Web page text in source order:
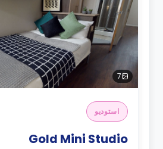
7
استوديو
Gold Mini Studio